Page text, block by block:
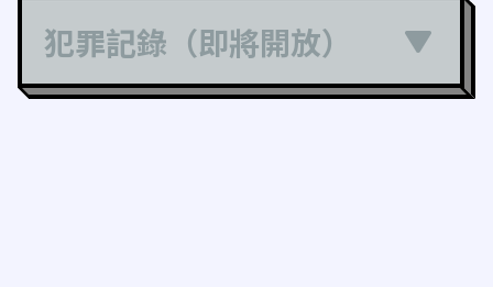
犯罪記錄（即將開放）